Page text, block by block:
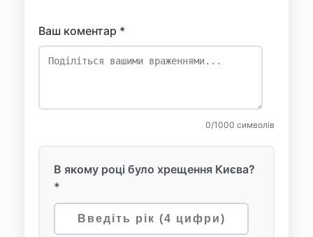
Ваш коментар *
0/1000 символів
В якому році було хрещення Києва?
*